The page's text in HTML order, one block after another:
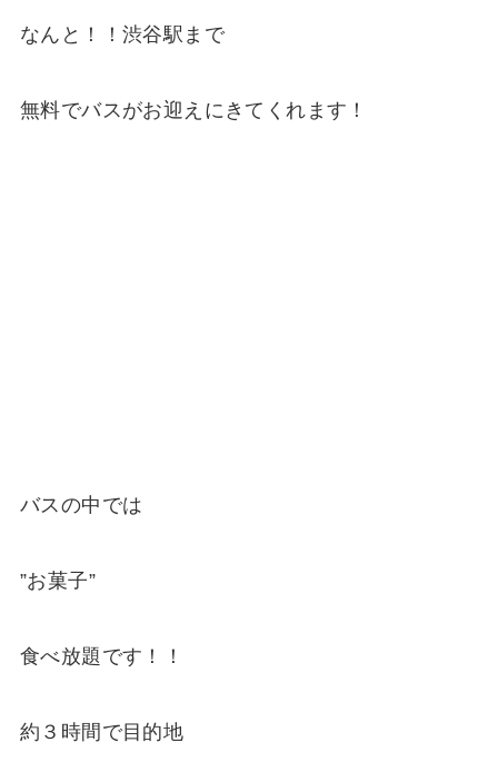
なんと！！渋谷駅まで
無料でバスがお迎えにきてくれます！
バスの中では
”お菓子”
食べ放題です！！
約３時間で目的地